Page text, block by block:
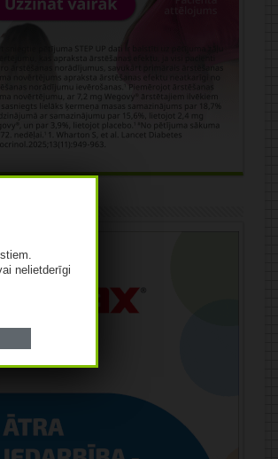
nelietderīgi